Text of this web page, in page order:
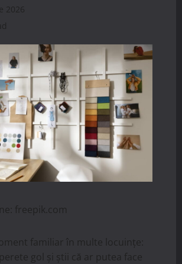
2026
freepik.com
familiar în multe locuințe:
gol și știi că ar putea face